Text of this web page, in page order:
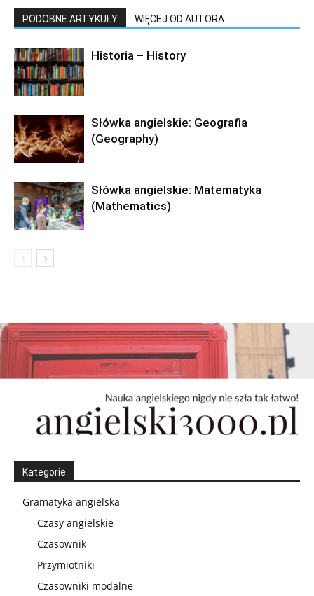
PODOBNE ARTYKUŁY WIĘCEJ OD AUTORA
Historia – History
Słówka angielskie: Geografia
(Geography)
Słówka angielskie: Matematyka
(Mathematics)
Kategorie
Gramatyka angielska
Czasy angielskie
Czasownik
Przymiotniki
Czasowniki modalne